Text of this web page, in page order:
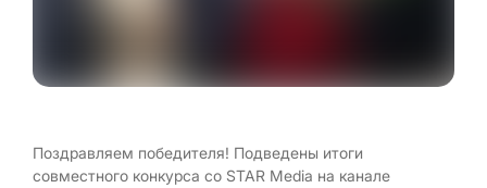
Поздравляем победителя! Подведены итоги
совместного конкурса со STAR Media на канале